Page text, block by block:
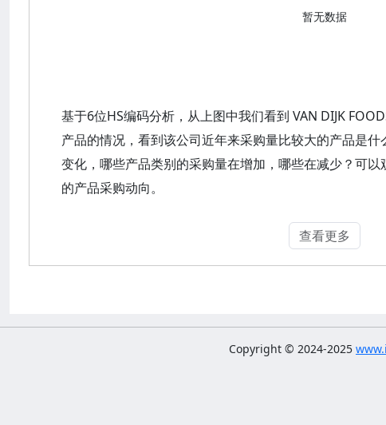
暂无数据
基于6位HS编码分析，从上图中我们看到 VAN DIJK
产品的情况，看到该公司近年来采购量比较大的产品是
变化，哪些产品类别的采购量在增加，哪些在减少？可以
的产品采购动向。
查看更多
Copyright © 2024-2025